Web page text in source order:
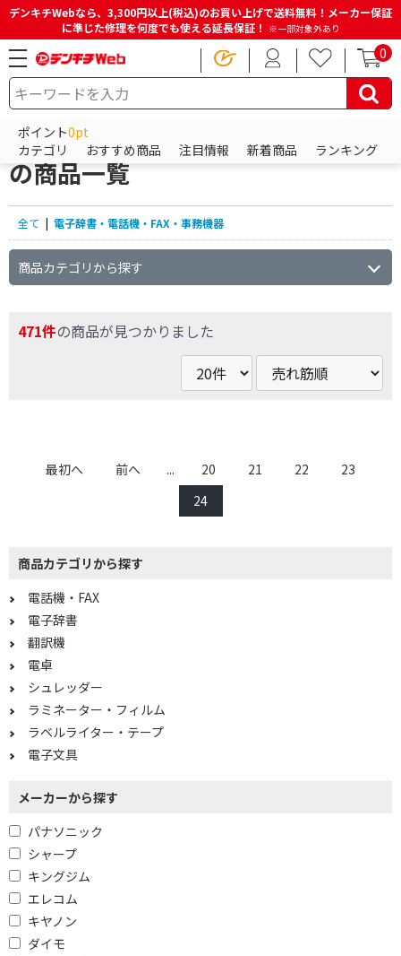
デンキチWebなら、3,300円以上(税込)のお買い上げで送料無料！メーカー保証
に準じた修理を何度でも使える延長保証！ ※一部対象外あり
0
ポイント0pt
カテゴリ
おすすめ商品 注目情報 新着商品 ランキング
HOME 商品一覧ページ 電子辞書・電話機・FAX・事務機器
電子辞書・電話機・FAX・事務機器
の商品一覧
全て | 電子辞書・電話機・FAX・事務機器
商品カテゴリから探す
471件の商品が見つかりました
最初へ 前へ ... 20 21 22
23
24
商品カテゴリから探す
電話機・FAX
電子辞書
翻訳機
電卓
シュレッダー
ラミネーター・フィルム
ラベルライター・テープ
電子文具
メーカーから探す
パナソニック
シャープ
キングジム
エレコム
キヤノン
ダイモ
フリーワードで絞り込む
除外する
除外する にチェックを入れると、指定したワード